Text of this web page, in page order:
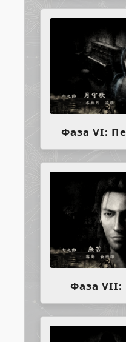
Фаза VI:
Фаза VII: